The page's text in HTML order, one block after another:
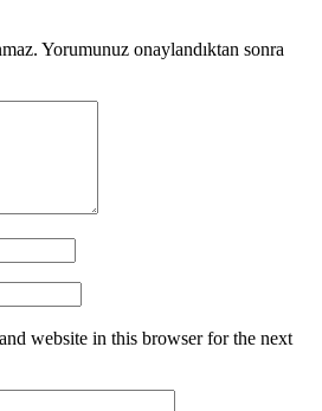
Yorumunuz onaylandıktan sonra
website in this browser for the next